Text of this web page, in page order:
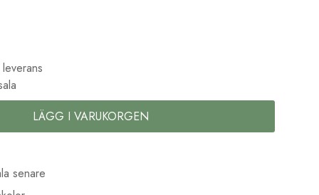
LÄGG I VARUKORGEN
senare